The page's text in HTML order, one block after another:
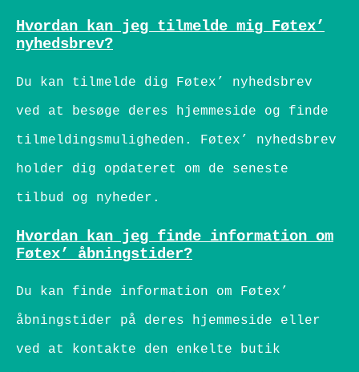
Hvordan kan jeg tilmelde mig Føtex’
nyhedsbrev?
Du kan tilmelde dig Føtex’ nyhedsbrev
ved at besøge deres hjemmeside og finde
tilmeldingsmuligheden. Føtex’ nyhedsbrev
holder dig opdateret om de seneste
tilbud og nyheder.
Hvordan kan jeg finde information om
Føtex’ åbningstider?
Du kan finde information om Føtex’
åbningstider på deres hjemmeside eller
ved at kontakte den enkelte butik